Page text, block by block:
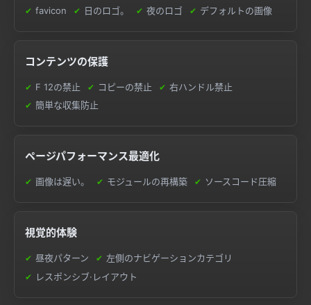
favicon 日のロゴ。 夜のロゴ デフォルトの画像
コンテンツの保護
F 12の禁止 コピーの禁止
右ハンドル禁止
簡単な収集防止
ページパフォーマンス最適化
画像は遅い。 モジュールの再構築 ソースコード圧縮
視覚的体験
昼夜パターン
左側のナビゲーションカテゴリ
レスポンシブ·レイアウト